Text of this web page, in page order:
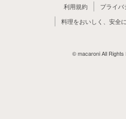
利用規約
プライバ
料理をおいしく、安全
© macaroni All Rights